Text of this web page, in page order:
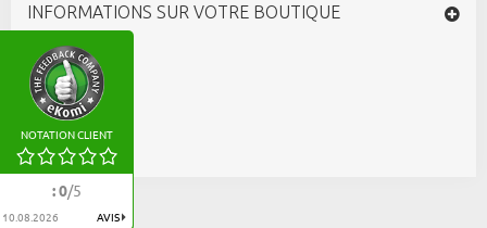
NOTATION CLIENT
:0/5
10.08.2026 AVIS
INFORMATIONS SUR VOTRE BOUTIQUE